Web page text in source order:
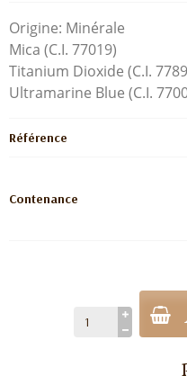
Origine: Minérale
Mica (C.I. 77019)
Titanium Dioxide (C.I.
Ultramarine Blue (C.I.
Référence
Contenance